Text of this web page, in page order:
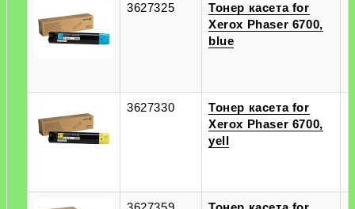
3627325
Тонер касета for
Xerox Phaser 6700,
blue
3627330
Тонер касета for
Xerox Phaser 6700,
yell